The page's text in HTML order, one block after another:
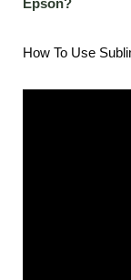
How To Use